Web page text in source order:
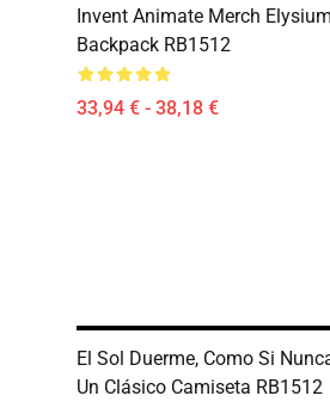
Invent Animate Merch Elysium
Backpack RB1512
33,94 € - 38,18 €
El Sol Duerme, Como Si
Un Clásico Camiseta RB1512